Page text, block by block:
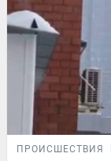
ПРОИСШЕСТВИЯ